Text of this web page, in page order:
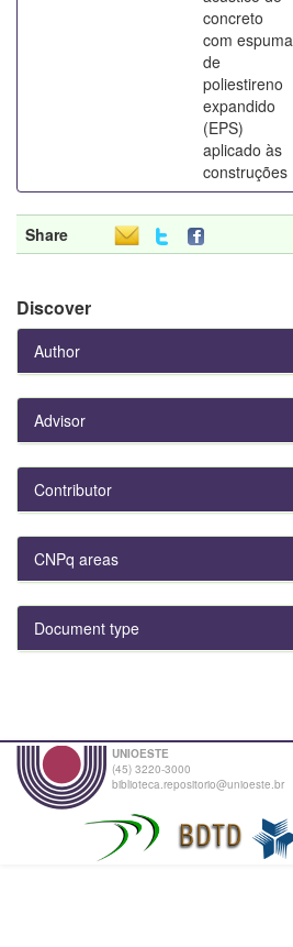
concreto
com espuma
de
poliestireno
expandido
(EPS)
aplicado às
construções
Share
Discover
Author
Advisor
Contributor
CNPq areas
Document type
UNIOESTE
(45) 3220-3000
biblioteca.repositorio@unioeste.br